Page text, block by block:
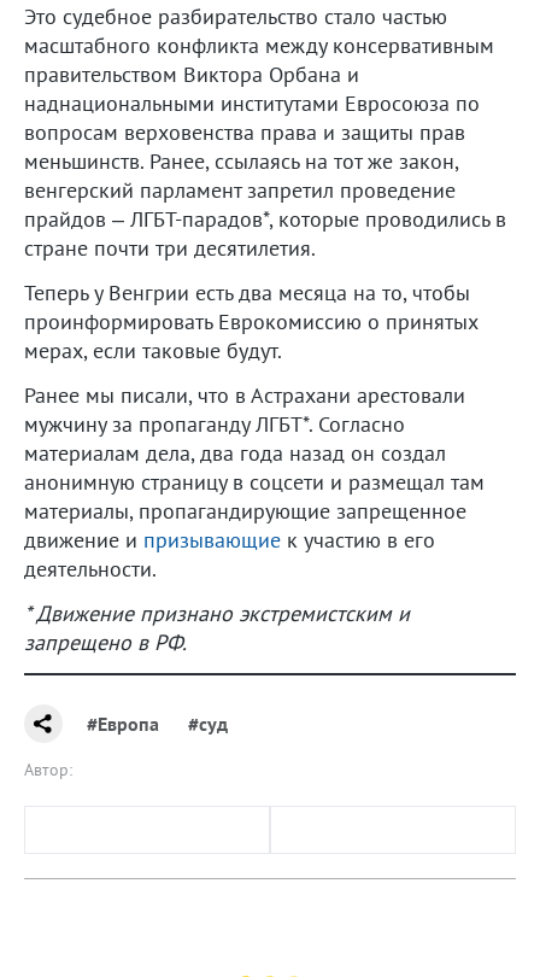
Это судебное разбирательство стало частью
масштабного конфликта между консервативным
правительством Виктора Орбана и
наднациональными институтами Евросоюза по
вопросам верховенства права и защиты прав
меньшинств. Ранее, ссылаясь на тот же закон,
венгерский парламент запретил проведение
прайдов – ЛГБТ-парадов*, которые проводились в
стране почти три десятилетия.
Теперь у Венгрии есть два месяца на то, чтобы
проинформировать Еврокомиссию о принятых
мерах, если таковые будут.
Ранее мы писали, что в Астрахани арестовали
мужчину за пропаганду ЛГБТ*. Согласно
материалам дела, два года назад он создал
анонимную страницу в соцсети и размещал там
материалы, пропагандирующие запрещенное
движение и призывающие к участию в его
деятельности.
* Движение признано экстремистским и
запрещено в РФ.
#Европа #суд
Автор: